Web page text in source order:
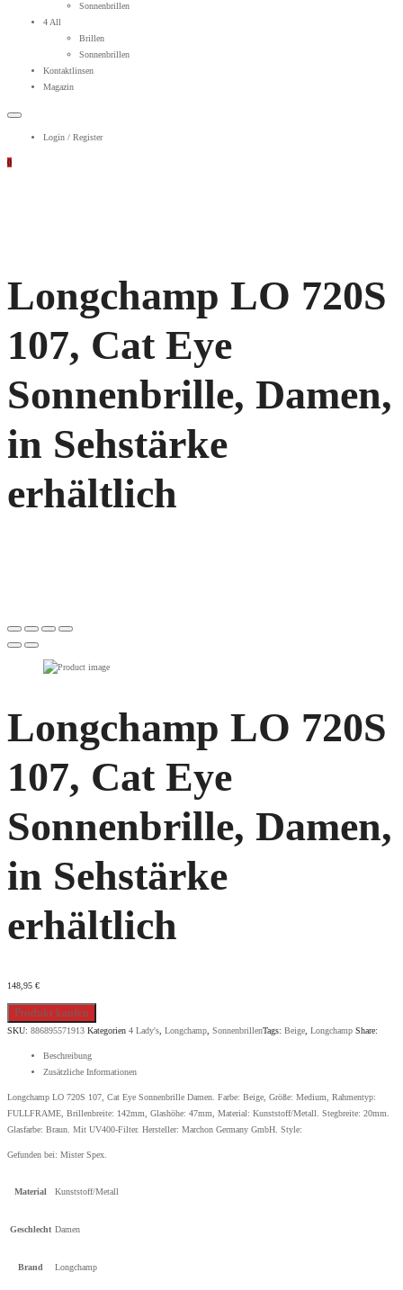
Sonnenbrillen
4 All
Brillen
Sonnenbrillen
Kontaktlinsen
Magazin
Login / Register
0
Longchamp LO 720S
107, Cat Eye
Sonnenbrille, Damen,
in Sehstärke
erhältlich
Longchamp LO 720S
107, Cat Eye
Sonnenbrille, Damen,
in Sehstärke
erhältlich
148,95 €
Produkt kaufen
SKU: 886895571913 Kategorien 4 Lady's, Longchamp, SonnenbrillenTags: Beige, Longchamp Share:
Beschreibung
Zusätzliche Informationen
Longchamp LO 720S 107, Cat Eye Sonnenbrille Damen. Farbe: Beige, Größe: Medium, Rahmentyp:
FULLFRAME, Brillenbreite: 142mm, Glashöhe: 47mm, Material: Kunststoff/Metall. Stegbreite: 20mm.
Glasfarbe: Braun. Mit UV400-Filter. Hersteller: Marchon Germany GmbH. Style:
Gefunden bei: Mister Spex.
Material Kunststoff/Metall
Geschlecht Damen
Brand Longchamp